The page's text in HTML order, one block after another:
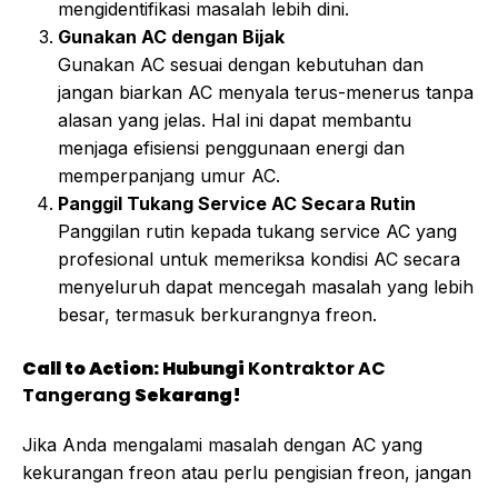
mengidentifikasi masalah lebih dini.
Gunakan AC dengan Bijak
Gunakan AC sesuai dengan kebutuhan dan
jangan biarkan AC menyala terus-menerus tanpa
alasan yang jelas. Hal ini dapat membantu
menjaga efisiensi penggunaan energi dan
memperpanjang umur AC.
Panggil Tukang Service AC Secara Rutin
Panggilan rutin kepada tukang service AC yang
profesional untuk memeriksa kondisi AC secara
menyeluruh dapat mencegah masalah yang lebih
besar, termasuk berkurangnya freon.
Call to Action: Hubungi Kontraktor AC
Tangerang Sekarang!
Jika Anda mengalami masalah dengan AC yang
kekurangan freon atau perlu pengisian freon, jangan